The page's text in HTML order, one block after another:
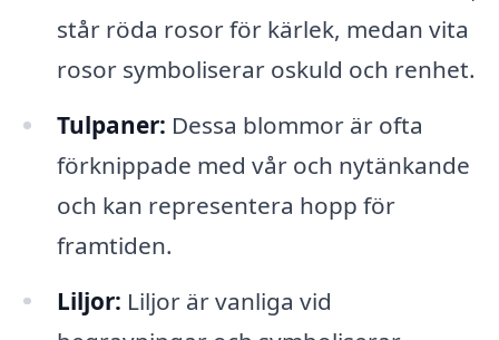
står röda rosor för kärlek, medan vita
rosor symboliserar oskuld och renhet.
Tulpaner: Dessa blommor är ofta
förknippade med vår och nytänkande
och kan representera hopp för
framtiden.
Liljor: Liljor är vanliga vid